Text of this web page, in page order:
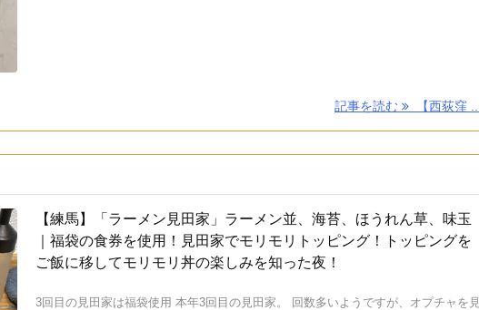
記事を読む 【西荻窪 ...
【練馬】「ラーメン見田家」ラーメン並、海苔、ほうれん草、味玉
｜福袋の食券を使用！見田家でモリモリトッピング！トッピングを
ご飯に移してモリモリ丼の楽しみを知った夜！
3回目の見田家は福袋使用 本年3回目の見田家。 回数多いようですが、オプチャを見